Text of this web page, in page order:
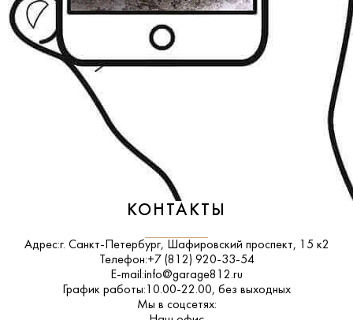
КОНТАКТЫ
Адрес:г. Санкт-Петербург, Шафировский проспект, 15 к2
Телефон:+7 (812) 920-33-54
E-mail:info@garage812.ru
График работы: 10.00-22.00, без выходных
Мы в соцсетях: